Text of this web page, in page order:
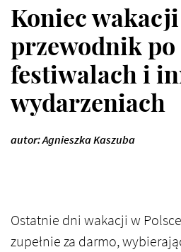
Koniec
przewodnik po
festiwalach i
wydarzeniach
autor: Agnieszka Kaszuba
Ostatnie dni wakacji w
zupełnie za darmo,